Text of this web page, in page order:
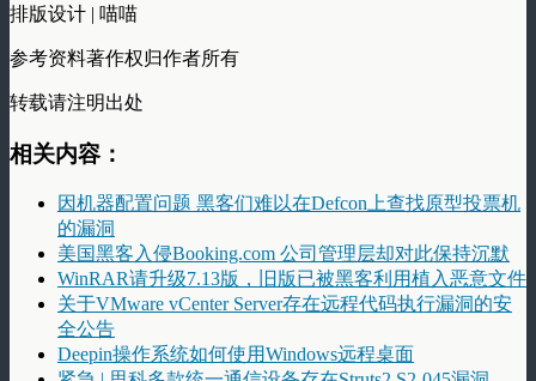
排版设计 | 喵喵
参考资料著作权归作者所有
转载请注明出处
相关内容：
因机器配置问题 黑客们难以在Defcon上查找原型投票机
的漏洞
美国黑客入侵Booking.com 公司管理层却对此保持沉默
WinRAR请升级7.13版，旧版已被黑客利用植入恶意文件
关于VMware vCenter Server存在远程代码执行漏洞的安
全公告
Deepin操作系统如何使用Windows远程桌面